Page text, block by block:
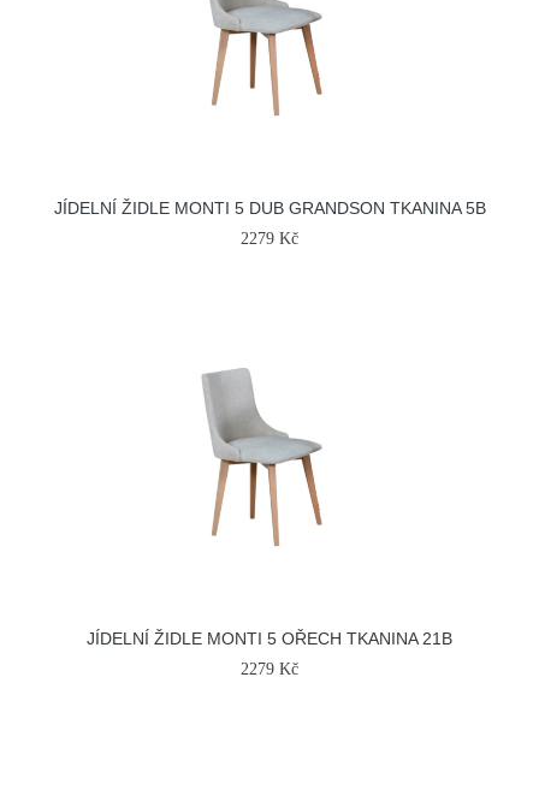
JÍDELNÍ ŽIDLE MONTI 5 DUB GRANDSON TKANINA 5B
2279 Kč
JÍDELNÍ ŽIDLE MONTI 5 OŘECH TKANINA 21B
2279 Kč